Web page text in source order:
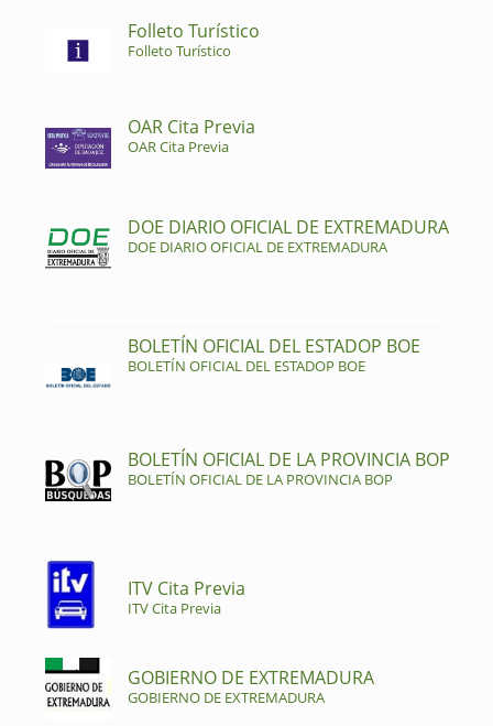
Folleto Turístico
Folleto Turístico
OAR Cita Previa
OAR Cita Previa
DOE DIARIO OFICIAL DE EXTREMADURA
DOE DIARIO OFICIAL DE EXTREMADURA
BOLETÍN OFICIAL DEL ESTADOP BOE
BOLETÍN OFICIAL DEL ESTADOP BOE
BOLETÍN OFICIAL DE LA PROVINCIA BOP
BOLETÍN OFICIAL DE LA PROVINCIA BOP
ITV Cita Previa
ITV Cita Previa
GOBIERNO DE EXTREMADURA
GOBIERNO DE EXTREMADURA